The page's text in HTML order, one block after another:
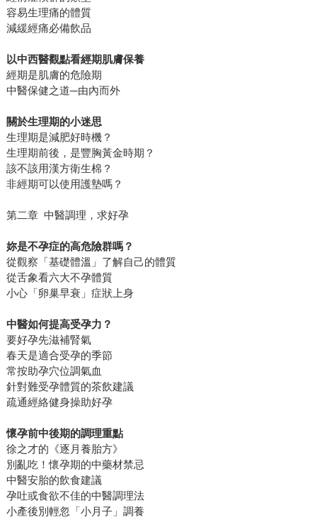
容易生理痛的體質
減緩經痛必備飲品
以中西醫觀點看經期肌膚保養
經期是肌膚的危險期
中醫保健之道─由內而外
關於生理期的小迷思
生理期是減肥好時機？
生理期前後，是豐胸黃金時期？
該不該用漢方衛生棉？
非經期可以使用護墊嗎？
第二章 中醫調理，求好孕
妳是不孕症的高危險群嗎？
從觀察「基礎體溫」了解自己的體質
從舌象看六大不孕體質
小心「卵巢早衰」症狀上身
中醫如何提高受孕力？
要好孕先滋補腎氣
春天是適合受孕的季節
常按助孕穴位調氣血
針對難受孕體質的茶飲建議
疏通經絡健身操助好孕
懷孕前中後期的調理重點
徐之才的《逐月養胎方》
別亂吃！懷孕期的中藥材禁忌
中醫安胎的飲食建議
孕吐或食欲不佳的中醫調理法
小產後別輕忽「小月子」調養